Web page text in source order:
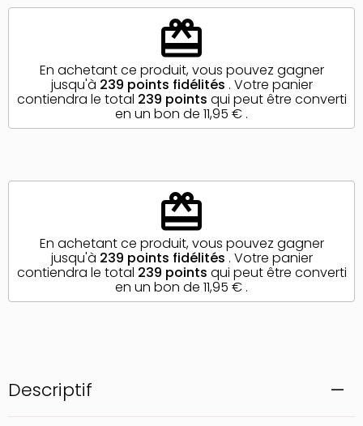
Descriptif
redeem
En achetant ce produit, vous pouvez gagner
jusqu'à 239 points fidélités . Votre panier
contiendra le total 239 points qui peut être converti
en un bon de 11,95 € .
redeem
En achetant ce produit, vous pouvez gagner
jusqu'à 239 points fidélités . Votre panier
contiendra le total 239 points qui peut être converti
en un bon de 11,95 € .